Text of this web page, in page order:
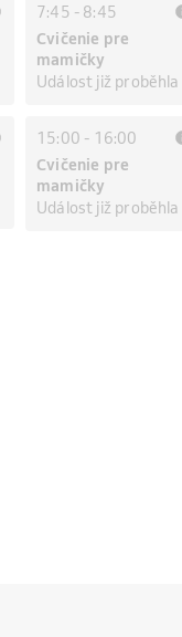
7:45 - 8:45
Cvičenie pre
mamičky
Událost již proběhla
15:00 - 16:00
Cvičenie pre
mamičky
Událost již proběhla